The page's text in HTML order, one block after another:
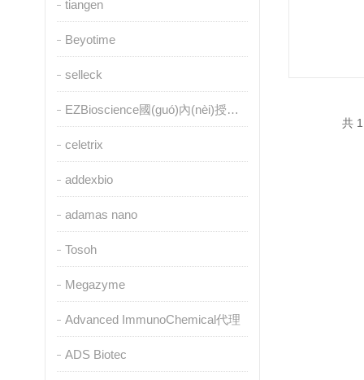
tiangen
Beyotime
selleck
EZBioscience國(guó)內(nèi)授權(quán)代理
celetrix
addexbio
adamas nano
Tosoh
Megazyme
Advanced ImmunoChemical代理
ADS Biotec
共